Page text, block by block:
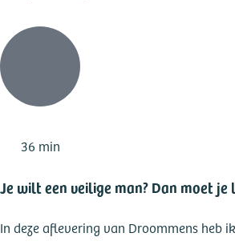
36 min
Je wilt een veilige man? Dan moet
In deze aflevering van Droommens heb